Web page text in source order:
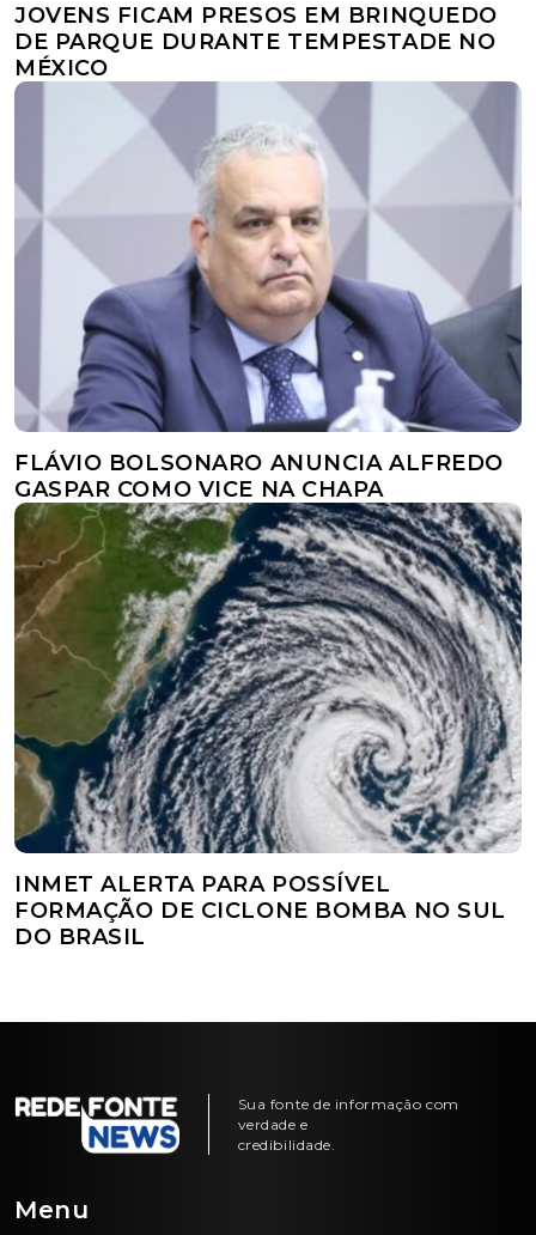
JOVENS FICAM PRESOS EM BRINQUEDO
DE PARQUE DURANTE TEMPESTADE NO
MÉXICO
FLÁVIO BOLSONARO ANUNCIA ALFREDO
GASPAR COMO VICE NA CHAPA
INMET ALERTA PARA POSSÍVEL
FORMAÇÃO DE CICLONE BOMBA NO SUL
DO BRASIL
Sua fonte de informação com
verdade e
credibilidade.
Menu